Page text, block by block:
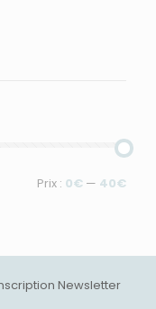
Prix : 0€ — 40€
Newsletter